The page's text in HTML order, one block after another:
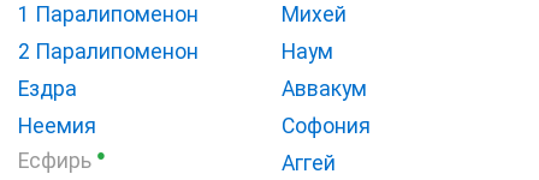
1 Паралипоменон
2 Паралипоменон
Ездра
Неемия
Есфирь ●
Михей
Наум
Аввакум
Софония
Аггей